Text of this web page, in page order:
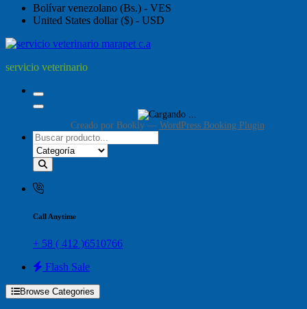
Bolívar venezolano (Bs.) - VES
United States dollar ($) - USD
servicio veterinario
Creado por Bookly— WordPress Booking Plugin
Call Anytime
+ 58 ( 412 )6510766
Flash Sale
Browse Categories